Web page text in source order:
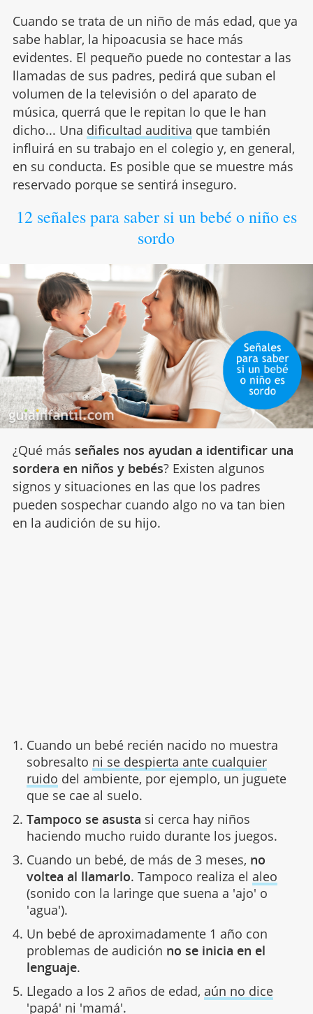
Cuando se trata de un niño de más edad, que ya
sabe hablar, la hipoacusia se hace más
evidentes. El pequeño puede no contestar a las
llamadas de sus padres, pedirá que suban el
volumen de la televisión o del aparato de
música, querrá que le repitan lo que le han
dicho... Una dificultad auditiva que también
influirá en su trabajo en el colegio y, en general,
en su conducta. Es posible que se muestre más
reservado porque se sentirá inseguro.
12 señales para saber si un bebé o niño es
sordo
¿Qué más señales nos ayudan a identificar una
sordera en niños y bebés? Existen algunos
signos y situaciones en las que los padres
pueden sospechar cuando algo no va tan bien
en la audición de su hijo.
Cuando un bebé recién nacido no muestra
sobresalto ni se despierta ante cualquier
ruido del ambiente, por ejemplo, un juguete
que se cae al suelo.
Tampoco se asusta si cerca hay niños
haciendo mucho ruido durante los juegos.
Cuando un bebé, de más de 3 meses, no
voltea al llamarlo. Tampoco realiza el aleo
(sonido con la laringe que suena a 'ajo' o
'agua').
Un bebé de aproximadamente 1 año con
problemas de audición no se inicia en el
lenguaje.
Llegado a los 2 años de edad, aún no dice
'papá' ni 'mamá'.